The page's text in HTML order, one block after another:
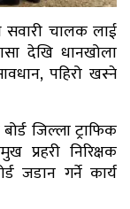
सवारी चालक लाई
देखि धानखोला
पहिरो खस्ने
जिल्ला ट्राफिक
प्रहरी निरिक्षक
जडान गर्ने कार्य